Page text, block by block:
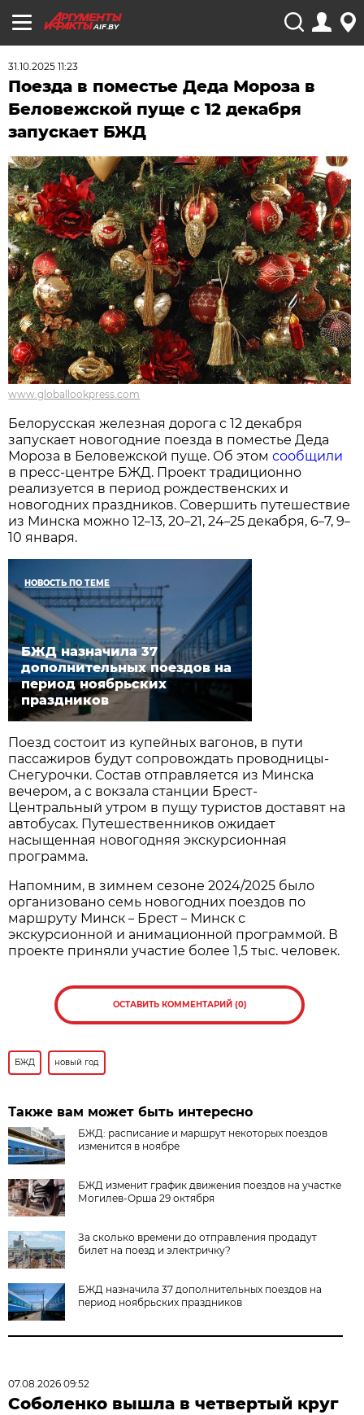
AIF.BY
31.10.2025 11:23
Поезда в поместье Деда Мороза в
Беловежской пуще с 12 декабря
запускает БЖД
www.globallookpress.com
Белорусская железная дорога с 12 декабря
запускает новогодние поезда в поместье Деда
Мороза в Беловежской пуще. Об этомсообщили
в пресс-центре БЖД. Проект традиционно
реализуется в период рождественских и
новогодних праздников. Совершить путешествие
из Минска можно 12–13, 20–21, 24–25 декабря, 6–7, 9–
10 января.
НОВОСТЬ ПО ТЕМЕ
БЖД назначила 37
дополнительных поездов на
период ноябрьских
праздников
Поезд состоит из купейных вагонов, в пути
пассажиров будут сопровождать проводницы-
Снегурочки. Состав отправляется из Минска
вечером, а с вокзала станции Брест-
Центральный утром в пущу туристов доставят на
автобусах. Путешественников ожидает
насыщенная новогодняя экскурсионная
программа.
Напомним, в зимнем сезоне 2024/2025 было
организовано семь новогодних поездов по
маршруту Минск– Брест– Минск с
экскурсионной и анимационной программой. В
проекте приняли участие более 1,5 тыс. человек.
ОСТАВИТЬ КОММЕНТАРИЙ (0)
БЖД новый год
Также вам может быть интересно
БЖД: расписание и маршрут некоторых поездов
изменится в ноябре
БЖД изменит график движения поездов на участке
Могилев-Орша 29 октября
За сколько времени до отправления продадут
билет на поезд и электричку?
БЖД назначила 37 дополнительных поездов на
период ноябрьских праздников
07.08.2026 09:52
Соболенко вышла в четвертый круг